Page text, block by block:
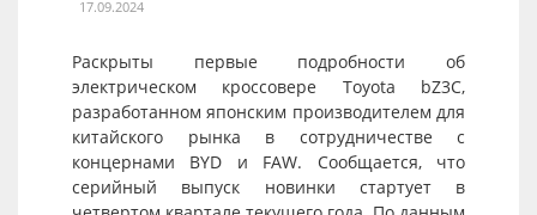
17.09.2024
Раскрыты первые подробности об
электрическом кроссовере Toyota bZ3C,
разработанном японским производителем для
китайского рынка в сотрудничестве с
концернами BYD и FAW. Сообщается, что
серийный выпуск новинки стартует в